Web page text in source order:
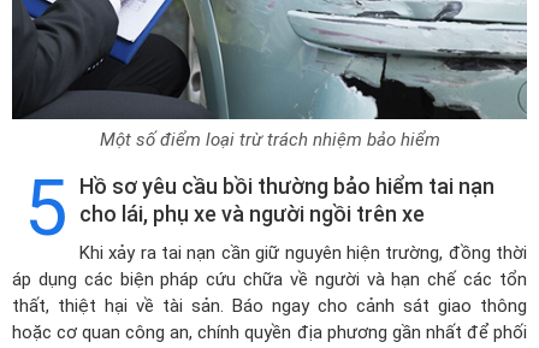
Một số điểm loại trừ trách nhiệm bảo hiểm
5
Hồ sơ yêu cầu bồi thường bảo hiểm tai nạn
cho lái, phụ xe và người ngồi trên xe
Khi xảy ra tai nạn cần giữ nguyên hiện trường, đồng thời
áp dụng các biện pháp cứu chữa về người và hạn chế các tổn
thất, thiệt hại về tài sản. Báo ngay cho cảnh sát giao thông
hoặc cơ quan công an, chính quyền địa phương gần nhất để phối